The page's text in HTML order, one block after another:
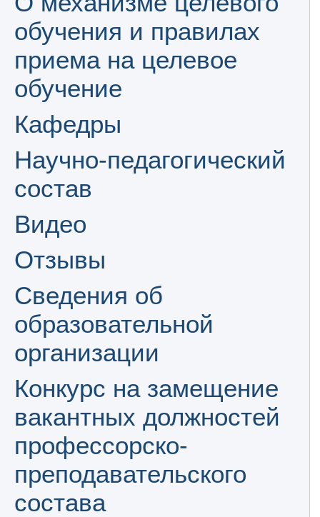
обучения и правилах
приема на целевое
обучение
Кафедры
Научно-педагогический
состав
Видео
Отзывы
Сведения об
образовательной
организации
Конкурс на замещение
вакантных должностей
профессорско-
преподавательского
состава